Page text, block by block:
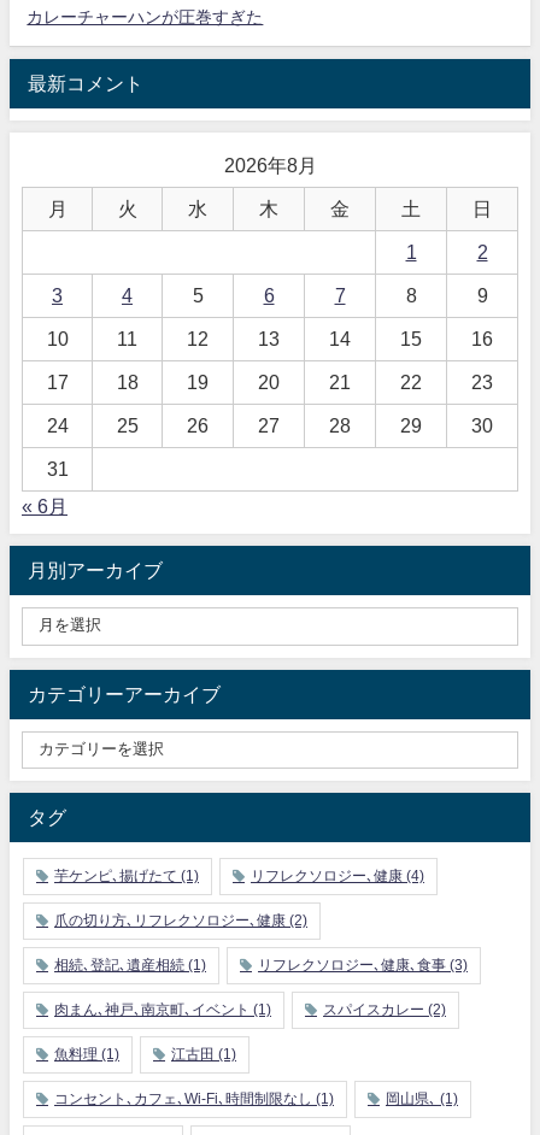
カレーチャーハンが圧巻すぎた
最新コメント
2026年8月
月 火 水 木 金 土 日
1 2
3 4 5 6 7 8 9
10 11 12 13 14 15 16
17 18 19 20 21 22 23
24 25 26 27 28 29 30
31
« 6月
月別アーカイブ
カテゴリーアーカイブ
タグ
芋ケンピ､揚げたて (1) リフレクソロジー､健康 (4)
爪の切り方､リフレクソロジー､健康 (2)
相続､登記､遺産相続 (1) リフレクソロジー､健康､食事 (3)
肉まん､神戸､南京町､イベント (1) スパイスカレー (2)
魚料理 (1) 江古田 (1)
コンセント､カフェ､Wi-Fi､時間制限なし (1) 岡山県､ (1)